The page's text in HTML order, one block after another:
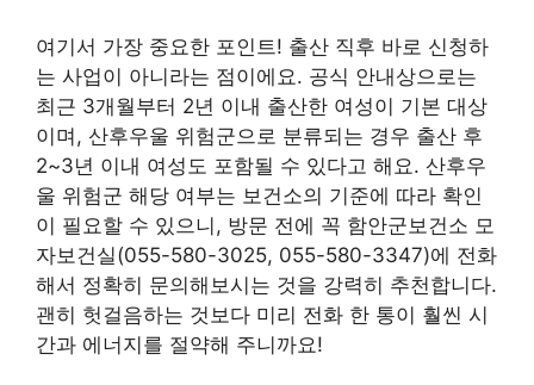
여기서 가장 중요한 포인트! 출산 직후 바로 신청하
는 사업이 아니라는 점이에요. 공식 안내상으로는
최근 3개월부터 2년 이내 출산한 여성이 기본 대상
이며, 산후우울 위험군으로 분류되는 경우 출산 후
2~3년 이내 여성도 포함될 수 있다고 해요. 산후우
울 위험군 해당 여부는 보건소의 기준에 따라 확인
이 필요할 수 있으니, 방문 전에 꼭 함안군보건소 모
자보건실(055-580-3025, 055-580-3347)에 전화
해서 정확히 문의해보시는 것을 강력히 추천합니다.
괜히 헛걸음하는 것보다 미리 전화 한 통이 훨씬 시
간과 에너지를 절약해 주니까요!